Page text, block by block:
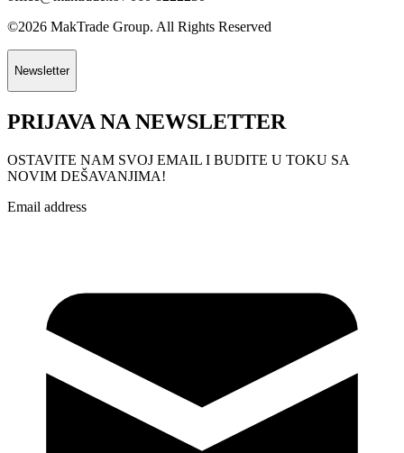
©2026 MakTrade Group. All Rights Reserved
Newsletter
PRIJAVA NA NEWSLETTER
OSTAVITE NAM SVOJ EMAIL I BUDITE U TOKU SA
NOVIM DEŠAVANJIMA!
Email address